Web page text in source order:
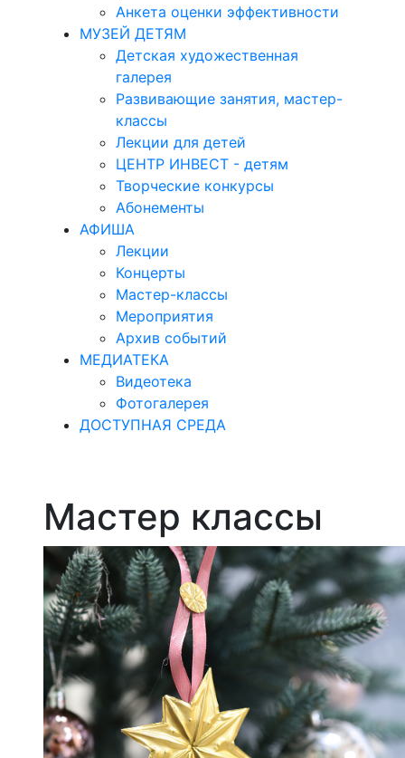
Анкета оценки эффективности
МУЗЕЙ ДЕТЯМ
Детская художественная
галерея
Развивающие занятия, мастер-
классы
Лекции для детей
ЦЕНТР ИНВЕСТ - детям
Творческие конкурсы
Абонементы
АФИША
Лекции
Концерты
Мастер-классы
Мероприятия
Архив событий
МЕДИАТЕКА
Видеотека
Фотогалерея
ДОСТУПНАЯ СРЕДА
Мастер классы